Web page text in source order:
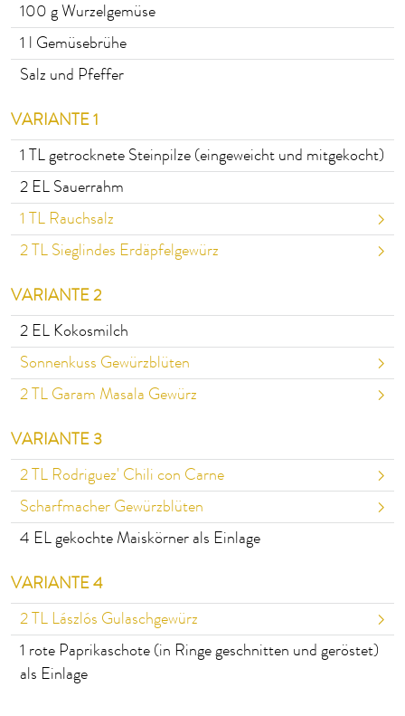
100 g Wurzelgemüse
1 l Gemüsebrühe
Salz und Pfeffer
VARIANTE 1
1 TL getrocknete Steinpilze (eingeweicht und mitgekocht)
2 EL Sauerrahm
1 TL Rauchsalz
2TL Sieglindes Erdäpfelgewürz
VARIANTE 2
2 EL Kokosmilch
Sonnenkuss Gewürzblüten
2TL Garam Masala Gewürz
VARIANTE 3
2TL Rodriguez' Chili con Carne
Scharfmacher Gewürzblüten
4 EL gekochte Maiskörner als Einlage
VARIANTE 4
2TL Lászlós Gulaschgewürz
1 rote Paprikaschote (in Ringe geschnitten und geröstet)
als Einlage